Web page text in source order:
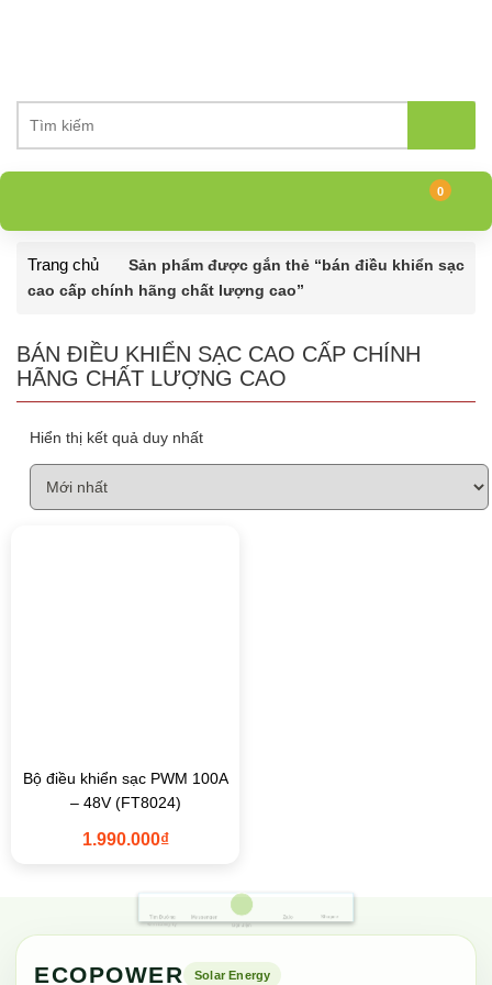
0
Đến Công Ty
Trang chủ
Sản phẩm được gắn thẻ “bán điều khiển sạc
cao cấp chính hãng chất lượng cao”
BÁN ĐIỀU KHIỂN SẠC CAO CẤP CHÍNH
HÃNG CHẤT LƯỢNG CAO
Hiển thị kết quả duy nhất
Bộ điều khiển sạc PWM 100A
– 48V (FT8024)
₫
1.990.000
ECOPOWER